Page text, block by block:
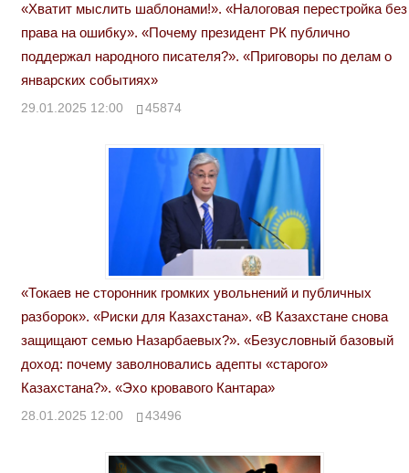
«Хватит мыслить шаблонами!». «Налоговая перестройка без
права на ошибку». «Почему президент РК публично
поддержал народного писателя?». «Приговоры по делам о
январских событиях»
29.01.2025 12:00 45874
«Токаев не сторонник громких увольнений и публичных
разборок». «Риски для Казахстана». «В Казахстане снова
защищают семью Назарбаевых?». «Безусловный базовый
доход: почему заволновались адепты «старого»
Казахстана?». «Эхо кровавого Кантара»
28.01.2025 12:00 43496